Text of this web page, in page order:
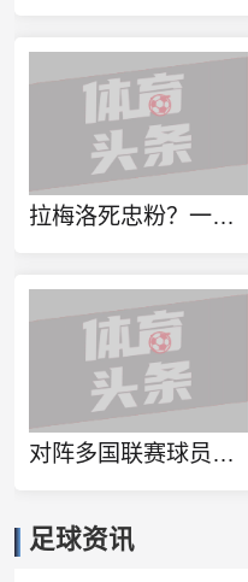
拉梅洛死忠粉？一球迷100%还原拉梅洛·鲍尔的满背纹身
对阵多国联赛球员！徐杰和张博源相约美国高质量野球局
足球资讯